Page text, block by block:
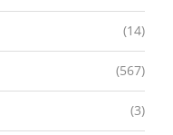
(14)
(567)
(3)